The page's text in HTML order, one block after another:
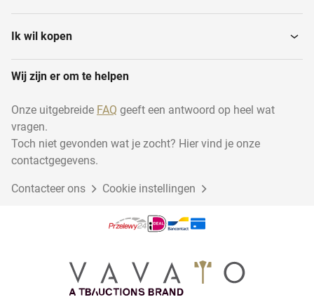
Hplc- en uhplc-systemen
Laboratoriumovens
Luchtdrogers Mengapparatuur
Ik wil kopen
Wij zijn er om te helpen
Onze uitgebreide FAQ geeft een antwoord op heel wat
vragen.
Toch niet gevonden wat je zocht? Hier vind je onze
contactgegevens.
Contacteer ons Cookie instellingen